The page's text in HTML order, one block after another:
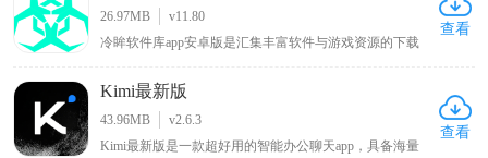
带来丰富多样且免费便捷的阅读体验 。
26.97MB
v11.80
冷眸软件库app安卓版是汇集丰富软件与游戏资源的下载
分品类，满足工作学习多样需求，热门游戏板块有单机手
游、网络游戏、模拟器游戏等适合不同玩家，生活休闲类
涵盖影音娱乐、日常服务等应用，网友能快速找到适合的
应用安装包 。
查看
Kimi最新版
43.96MB
v2.6.3
Kimi最新版是一款超好用的智能办公聊天app，具备海量
查看